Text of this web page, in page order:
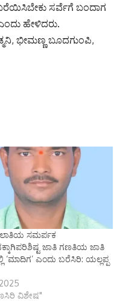
ಸರ್ವೆಗೆ ಬಂದಾಗ
ಹೇಳಿದರು.
ಭೀಮಣ್ಣ ಬೂದಗುಂಪಿ,
ಸಮರ್ಪಕ
ಜಾತಿ ಗಣತಿಯ ಜಾತಿ
‘ಮಾದಿಗ’ ಎಂದು ಬರೆಸಿರಿ: ಯಲ್ಲಪ್ಪ
ವಿಶೇಷ"